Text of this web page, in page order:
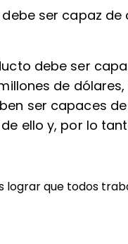
ser capaz
debe ser
de
ser capaces
ello y, por lo
lograr que todos